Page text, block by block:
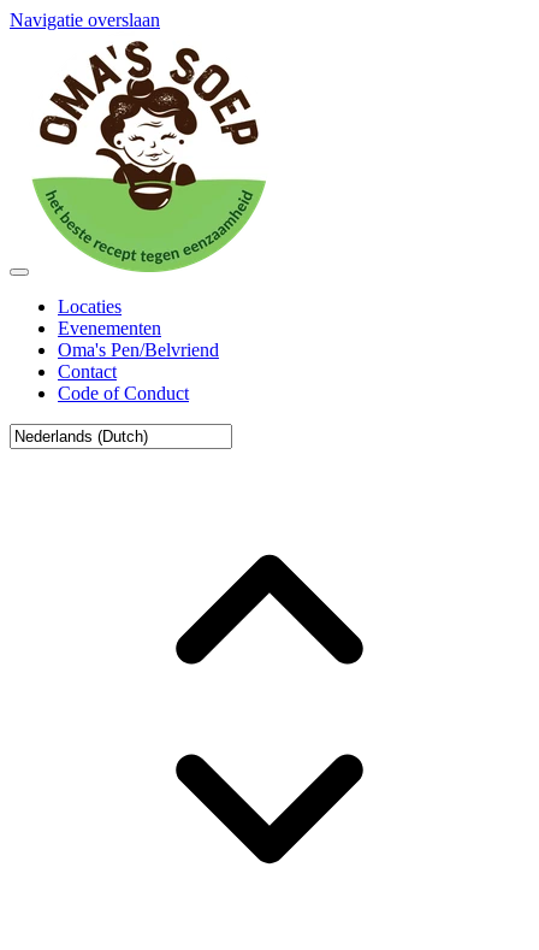
Navigatie overslaan
Locaties
Evenementen
Oma's Pen/Belvriend
Contact
Code of Conduct